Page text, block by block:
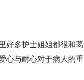
好多护士姐姐都很和蔼
心与耐心对于病人的重